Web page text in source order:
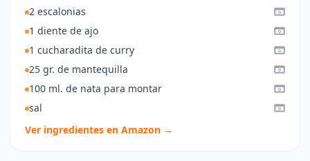
2 escalonias
1 diente de ajo
1 cucharadita de curry
25 gr. de mantequilla
100 ml. de nata para montar
sal
Ver ingredientes en Amazon →